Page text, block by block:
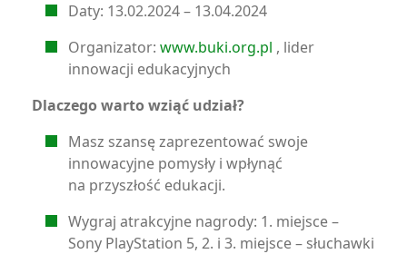
Daty: 13.02.2024 – 13.04.2024
Organizator: www.buki.org.pl , lider
innowacji edukacyjnych
Dlaczego warto wziąć udział?
Masz szansę zaprezentować swoje
innowacyjne pomysły i wpłynąć
na przyszłość edukacji.
Wygraj atrakcyjne nagrody: 1. miejsce –
Sony PlayStation 5, 2. i 3. miejsce – słuchawki